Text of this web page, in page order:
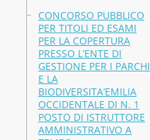
CONCORSO PUBBLICO
PER TITOLI ED ESAMI
PER LA COPERTURA
PRESSO L’ENTE DI
GESTIONE PER I PARCHI
E LA
BIODIVERSITA’EMILIA
OCCIDENTALE DI N. 1
POSTO DI ISTRUTTORE
AMMINISTRATIVO A